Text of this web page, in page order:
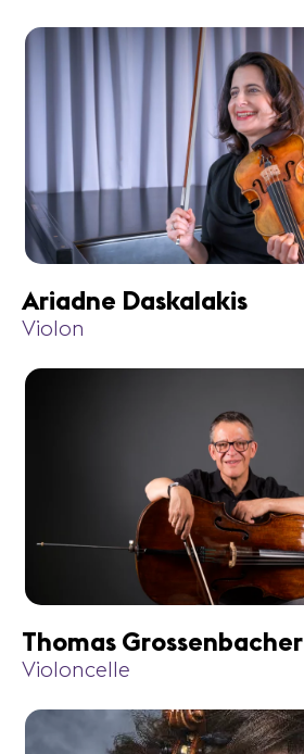
Ariadne Daskalakis
Violon
Thomas Grossenbacher
Violoncelle